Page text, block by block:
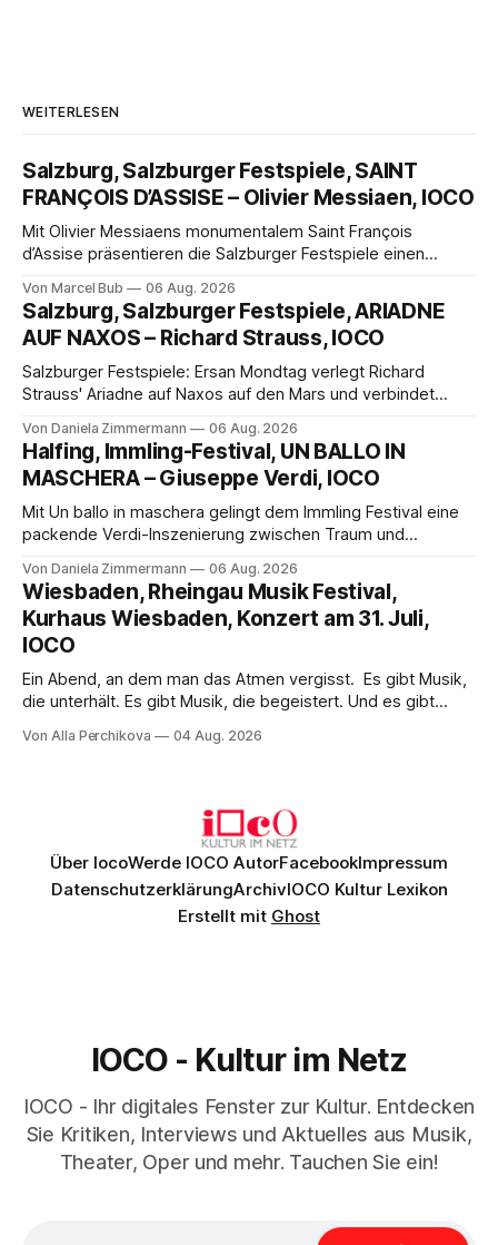
WEITERLESEN
Salzburg, Salzburger Festspiele, SAINT
FRANÇOIS D’ASSISE – Olivier Messiaen, IOCO
Mit Olivier Messiaens monumentalem Saint François
d’Assise präsentieren die Salzburger Festspiele einen
eine bildgewaltige Inszenierung, Maxime Pascal entfaltet
die komplexe Partitur eindrucksvoll, Philippe Sly berührt als
Franziskus.
Von Marcel Bub 06 Aug. 2026
Salzburg, Salzburger Festspiele, ARIADNE
AUF NAXOS – Richard Strauss, IOCO
Salzburger Festspiele: Ersan Mondtag verlegt Richard
Strauss' Ariadne auf Naxos auf den Mars und verbindet
Aufführung mit starken Solisten und den Wiener
Philharmonikern, szenisch bleibt der zweite Akt jedoch
hinter den Erwartungen zurück.
Von Daniela Zimmermann 06 Aug. 2026
Halfing, Immling-Festival, UN BALLO IN
MASCHERA – Giuseppe Verdi, IOCO
Mit Un ballo in maschera gelingt dem Immling Festival eine
packende Verdi-Inszenierung zwischen Traum und
psychologische Tiefe mit starken Bildern, getragen von
einem spielfreudigen Ensemble und einer musikalisch
überzeugenden Gesamtleistung.
Von Daniela Zimmermann 06 Aug. 2026
Wiesbaden, Rheingau Musik Festival,
Kurhaus Wiesbaden, Konzert am 31. Juli,
IOCO
Ein Abend, an dem man das Atmen vergisst. Es gibt Musik,
die unterhält. Es gibt Musik, die begeistert. Und es gibt
Genau so war der Abend im Kurhaus Wiesbaden, an dem
Von Alla Perchikova 04 Aug. 2026
Über IocoWerde IOCO AutorFacebookImpressum
DatenschutzerklärungArchivIOCO Kultur Lexikon
Erstellt mit Ghost
IOCO - Kultur im Netz
IOCO - Ihr digitales Fenster zur Kultur. Entdecken
Sie Kritiken, Interviews und Aktuelles aus Musik,
Theater, Oper und mehr. Tauchen Sie ein!